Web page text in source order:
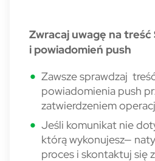
Zwracaj uwagę na treść
i powiadomień push
Zawsze sprawdzaj
powiadomienia push
zatwierdzeniem
Jeśli komunikat nie
którą wykonujesz—
proces i skontaktuj się